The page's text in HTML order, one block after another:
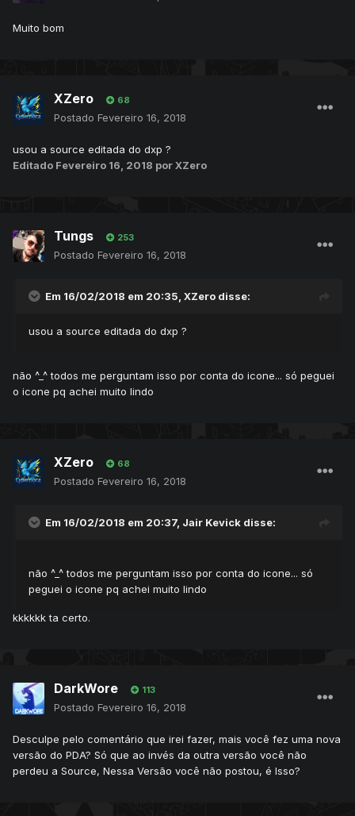
Muito bom
XZero 68
Postado Fevereiro 16, 2018
usou a source editada do dxp ?
Editado Fevereiro 16, 2018 por XZero
Tungs 253
Postado Fevereiro 16, 2018
Em 16/02/2018 em 20:35, XZero disse:
usou a source editada do dxp ?
não ^_^ todos me perguntam isso por conta do icone... só peguei
o icone pq achei muito lindo
XZero 68
Postado Fevereiro 16, 2018
Em 16/02/2018 em 20:37, Jair Kevick disse:
não ^_^ todos me perguntam isso por conta do icone... só
peguei o icone pq achei muito lindo
kkkkkk ta certo.
DarkWore 113
Postado Fevereiro 16, 2018
Desculpe pelo comentário que irei fazer, mais você fez uma nova
versão do PDA? Só que ao invés da outra versão você não
perdeu a Source, Nessa Versão você não postou, é Isso?